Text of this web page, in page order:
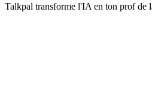
Talkpal transforme l'IA en ton prof de